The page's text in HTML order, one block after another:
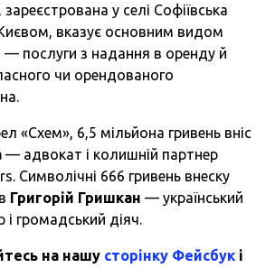
у селі Софіївська
вказує основним видом
— послуги з надання в оренду й
чи орендованого
«Схем», 6,5 мільйона гривень вніс
— адвокат і колишній партнер
Символічні 666 гривень внеску
Григорій Гришкан — український
громадський діяч.
на нашу сторінку Фейсбук і